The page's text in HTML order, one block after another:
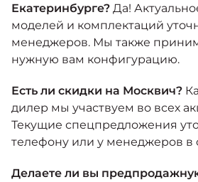
Екатеринбурге? Да!
моделей и комплектаций
менеджеров. Мы также
нужную вам конфигурацию.
Есть ли скидки на Москвич?
дилер мы участвуем во всех
Текущие спецпредложения
телефону или у менеджеров в
Делаете ли вы